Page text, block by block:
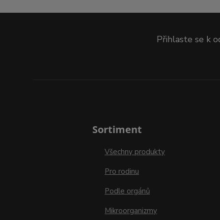
Přihlaste se k
Sortiment
Všechny produkty
Pro rodinu
Podle orgánů
Mikroorganizmy